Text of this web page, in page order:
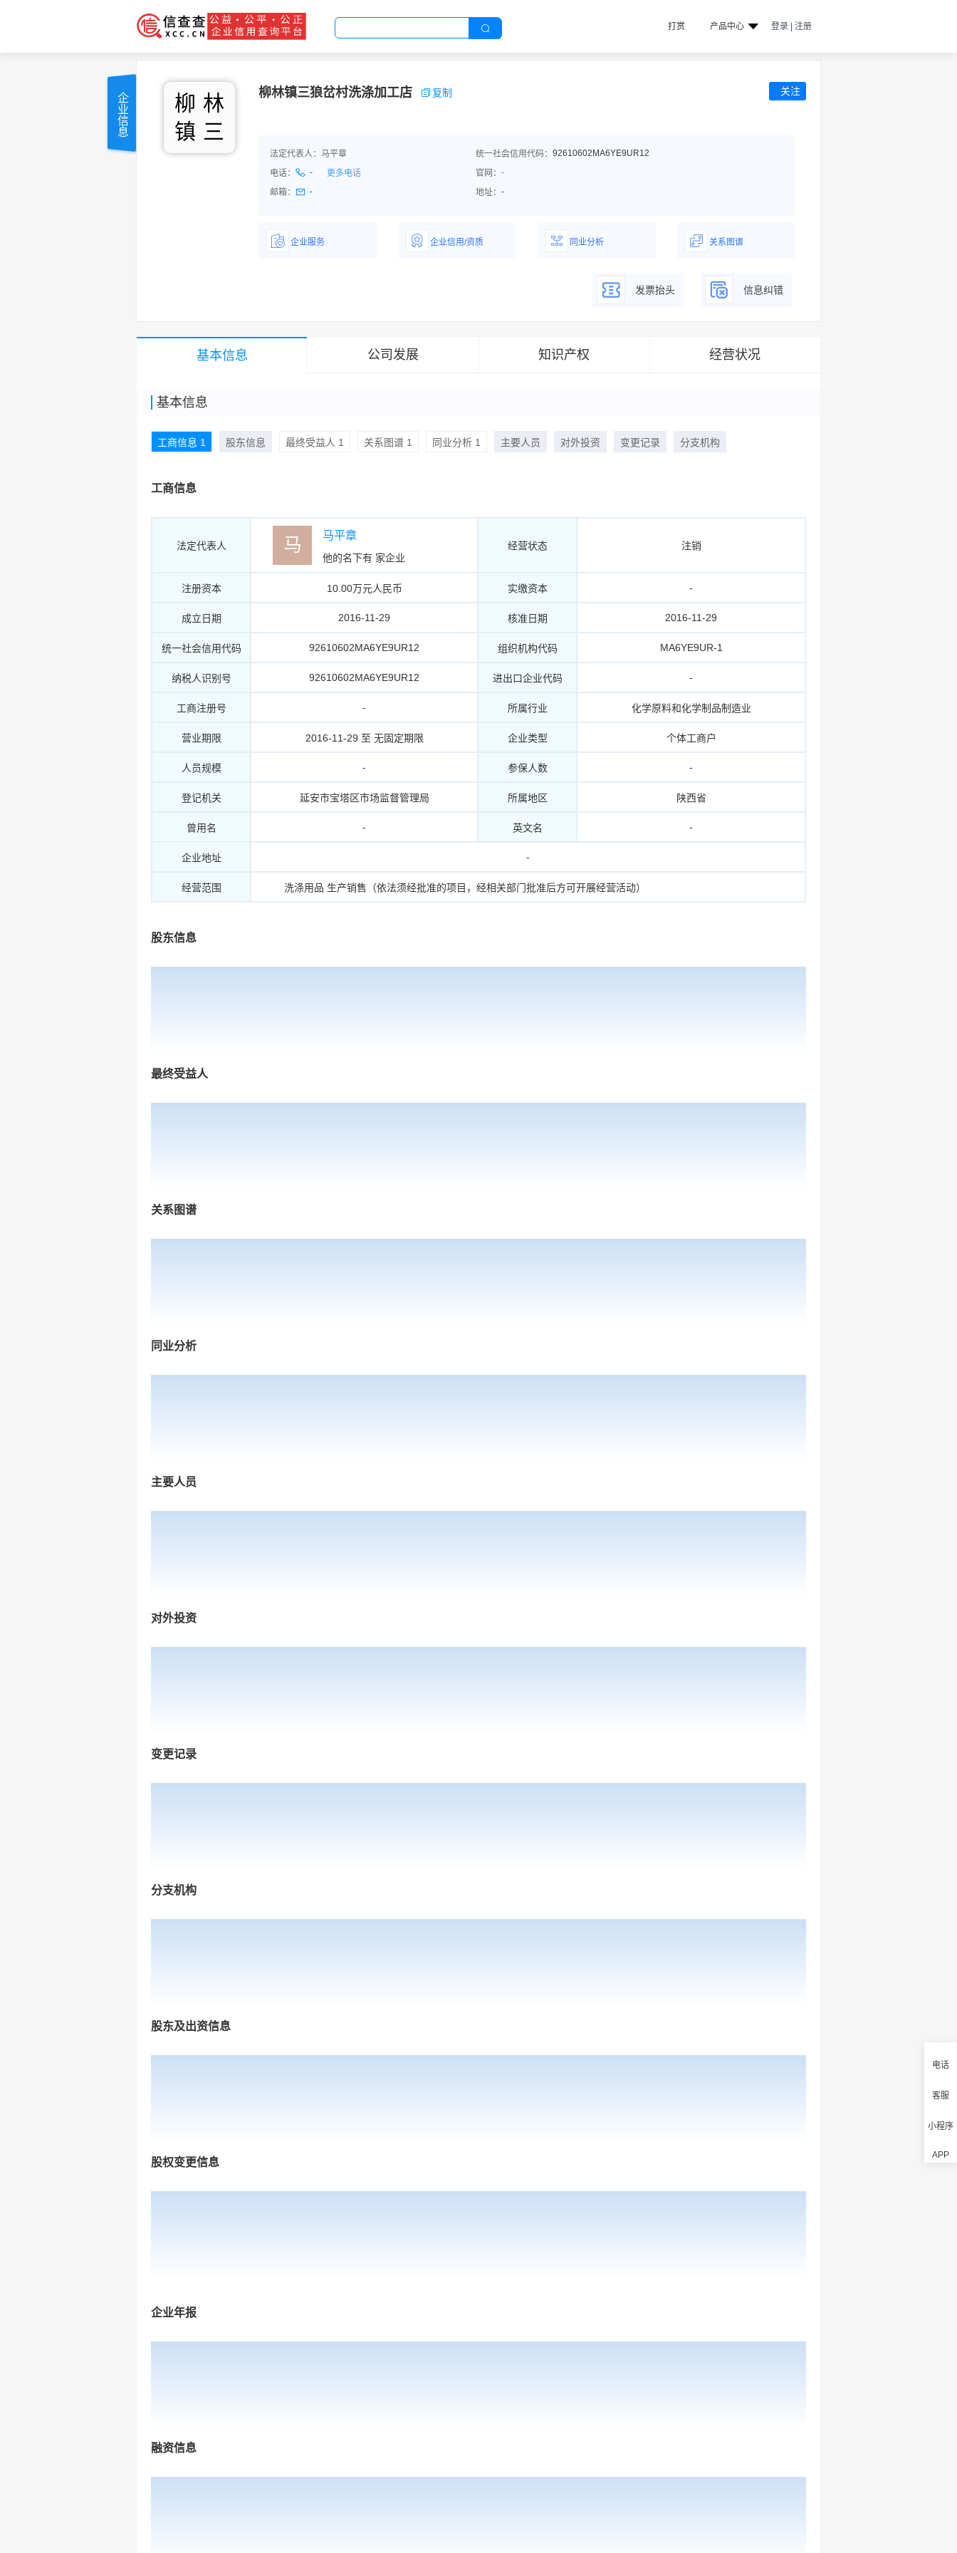
打赏 产品中心 登录 | 注册
柳 林
镇 三
柳林镇三狼岔村洗涤加工店 复制 关注
法定代表人：马平章 统一社会信用代码： 92610602MA6YE9UR12
电话： - 更多电话 官网： -
邮箱： - 地址： -
企业服务
企业信用/资质
同业分析
关系图谱
发票抬头 信息纠错
企业信息
基本信息 公司发展 知识产权 经营状况
基本信息
工商信息 1 股东信息 最终受益人 1 关系图谱 1 同业分析 1 主要人员 对外投资 变更记录 分支机构
工商信息
法定代表人 马 马平章
他的名下有 家企业
经营状态 注销
注册资本 10.00万元人民币 实缴资本 -
成立日期 2016-11-29 核准日期 2016-11-29
统一社会信用代码 92610602MA6YE9UR12 组织机构代码 MA6YE9UR-1
纳税人识别号 92610602MA6YE9UR12 进出口企业代码 -
工商注册号 - 所属行业 化学原料和化学制品制造业
营业期限 2016-11-29 至 无固定期限 企业类型 个体工商户
人员规模 - 参保人数 -
登记机关 延安市宝塔区市场监督管理局 所属地区 陕西省
曾用名 - 英文名 -
企业地址 -
经营范围 洗涤用品 生产销售（依法须经批准的项目，经相关部门批准后方可开展经营活动）
股东信息
最终受益人
关系图谱
同业分析
主要人员
对外投资
变更记录
分支机构
股东及出资信息
股权变更信息
企业年报
融资信息
电话
客服
小程序
APP